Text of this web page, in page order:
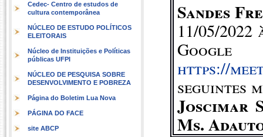
Cedec- Centro de estudos de
cultura contemporânea
NÚCLEO DE ESTUDO POLÍTICOS
ELEITORAIS
Núcleo de Instituições e Políticas
públicas UFPI
NÚCLEO DE PESQUISA SOBRE
DESENVOLVIMENTO E POBREZA
Página do Boletim Lua Nova
PÁGINA DO FACE
site ABCP
Sandes
11/05/
https://
seguintes
Joscimar
Ms.